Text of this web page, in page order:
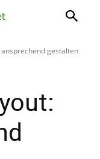
ansprechend gestalten